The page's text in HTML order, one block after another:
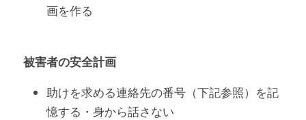
画を作る
被害者の安全計画
助けを求める連絡先の番号（下記参照）を記
憶する・身から話さない